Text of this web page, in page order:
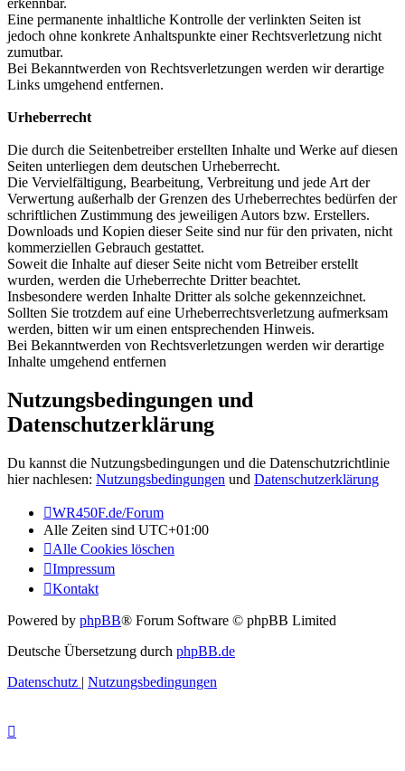
erkennbar.
Eine permanente inhaltliche Kontrolle der verlinkten Seiten ist
jedoch ohne konkrete Anhaltspunkte einer Rechtsverletzung nicht
zumutbar.
Bei Bekanntwerden von Rechtsverletzungen werden wir derartige
Links umgehend entfernen.
Urheberrecht
Die durch die Seitenbetreiber erstellten Inhalte und Werke auf diesen
Seiten unterliegen dem deutschen Urheberrecht.
Die Vervielfältigung, Bearbeitung, Verbreitung und jede Art der
Verwertung außerhalb der Grenzen des Urheberrechtes bedürfen der
schriftlichen Zustimmung des jeweiligen Autors bzw. Erstellers.
Downloads und Kopien dieser Seite sind nur für den privaten, nicht
kommerziellen Gebrauch gestattet.
Soweit die Inhalte auf dieser Seite nicht vom Betreiber erstellt
wurden, werden die Urheberrechte Dritter beachtet.
Insbesondere werden Inhalte Dritter als solche gekennzeichnet.
Sollten Sie trotzdem auf eine Urheberrechtsverletzung aufmerksam
werden, bitten wir um einen entsprechenden Hinweis.
Bei Bekanntwerden von Rechtsverletzungen werden wir derartige
Inhalte umgehend entfernen
Nutzungsbedingungen und
Datenschutzerklärung
Du kannst die Nutzungsbedingungen und die Datenschutzrichtlinie
hier nachlesen: Nutzungsbedingungen und Datenschutzerklärung
WR450F.de/Forum
Alle Zeiten sind UTC+01:00
Alle Cookies löschen
Impressum
Kontakt
Powered by phpBB® Forum Software © phpBB Limited
Deutsche Übersetzung durch phpBB.de
Datenschutz | Nutzungsbedingungen